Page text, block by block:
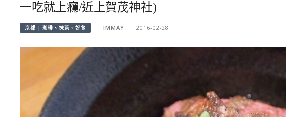
一吃就上癮/近上賀茂神社)
京都 | 珈琲、抹茶、好食 IMMAY 2016-02-28